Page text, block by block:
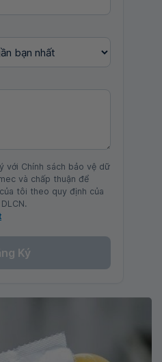
với Chính sách bảo vệ dữ
và chấp thuận để
tôi theo quy định của
Ký